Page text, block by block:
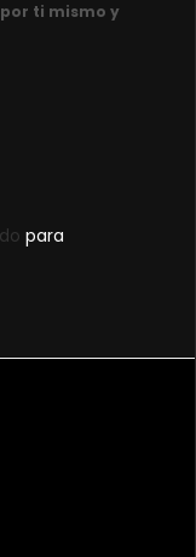
ti mismo y
para